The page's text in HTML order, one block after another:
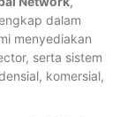
dalam
menyediakan
serta sistem
komersial,